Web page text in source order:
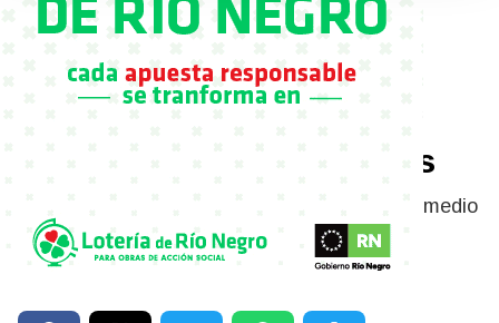
UNA VISITA MUY ESPECIAL | 25/07/2024
Reencuentro: La especial
Cubero en sus vacaciones
La adolescente recibió una especial visita en medio
de sus días de descanso por vacaciones de
invierno.